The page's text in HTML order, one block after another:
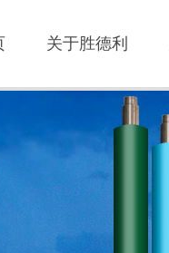
关于胜德利